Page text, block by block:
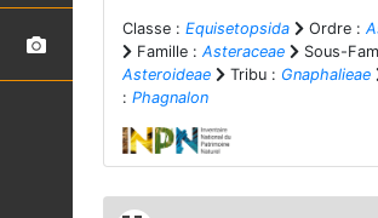
Classe : Equisetopsida Ordre :
Famille : Asteraceae
Sous-
Asteroideae
Tribu : Gnaphalieae
: Phagnalon